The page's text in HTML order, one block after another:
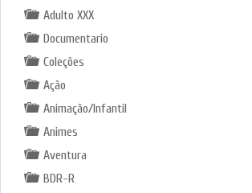
Adulto XXX
Documentario
Coleções
Ação
Animação/Infantil
Animes
Aventura
BDR-R